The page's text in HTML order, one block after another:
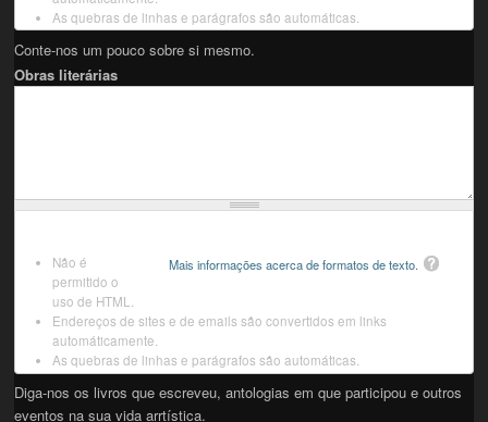
As quebras de linhas e parágrafos são automáticas.
Conte-nos um pouco sobre si mesmo.
Obras literárias
Mais informações acerca de formatos de texto.
Não é
permitido o
uso de HTML.
Endereços de sites e de emails são convertidos em links
automáticamente.
As quebras de linhas e parágrafos são automáticas.
Diga-nos os livros que escreveu, antologias em que participou e outros
eventos na sua vida arrtística.